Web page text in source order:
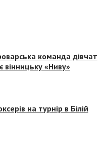
команда дівчат
вінницьку «Ниву»
на турнір в Білій